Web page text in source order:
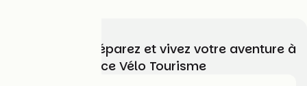
Choisissez, préparez et vivez votre aventure à
vélo avec France Vélo Tourisme